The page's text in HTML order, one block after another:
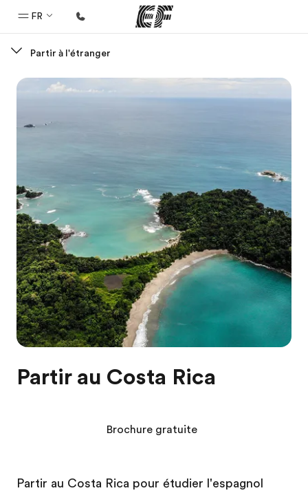
FR
Bienvenue chez EF
Trouver un bureau
A propos de nous
Qui sommes-nous ?
EF recrute
Rejoignez nos équipes
Partir à l'étranger
Partir au Costa Rica
Partir au Costa Rica pour étudier l'espagnol
Brochure gratuite